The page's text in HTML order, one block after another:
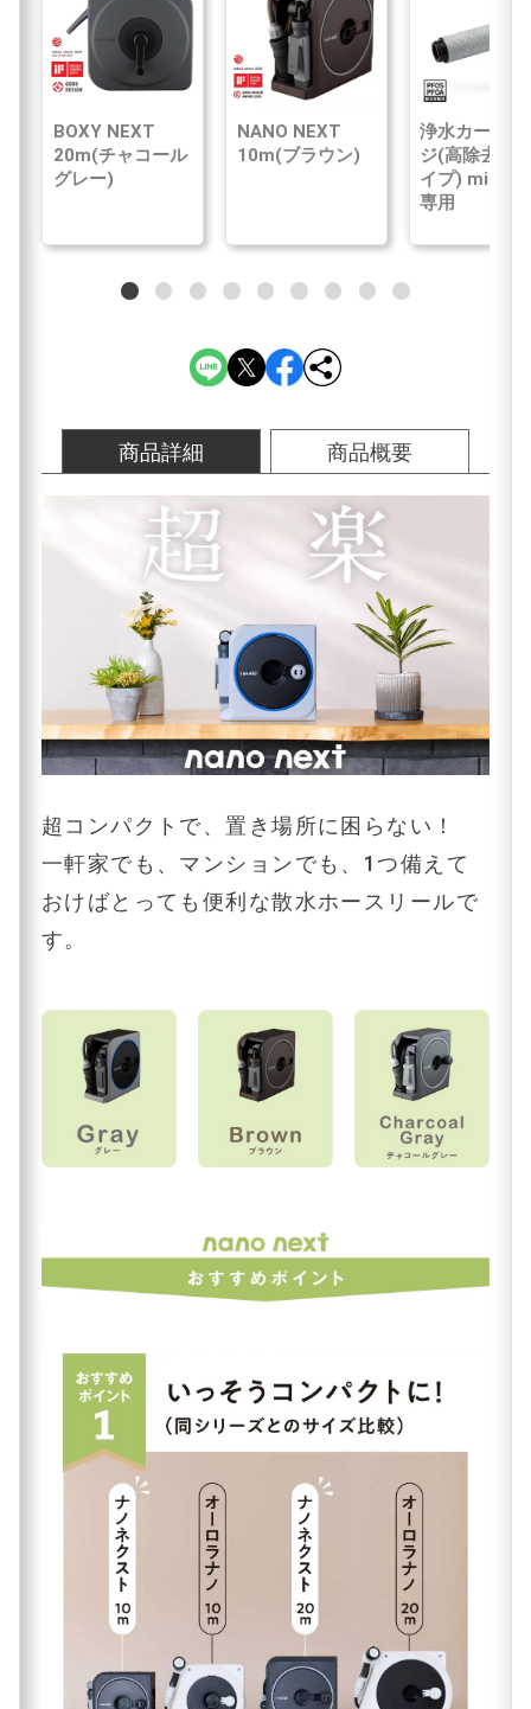
BOXY NEXT
20m(チャコール
グレー)
NANO NEXT
10m(ブラウン)
浄水カートリ
ジ(高除去性
イプ) mini
専用
商品詳細 商品概要
超コンパクトで、置き場所に困らない！
一軒家でも、マンションでも、1つ備えて
おけばとっても便利な散水ホースリールで
す。